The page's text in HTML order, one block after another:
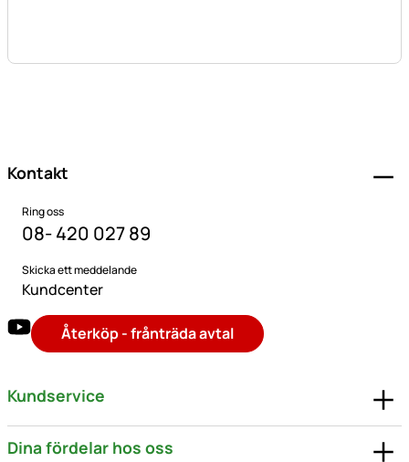
Kontakt
Ring oss
08- 420 027 89
Skicka ett meddelande
Kundcenter
Återköp - frånträda avtal
Kundservice
Dina fördelar hos oss